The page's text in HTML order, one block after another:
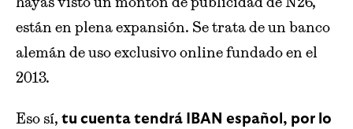
están en plena expansión. Se trata de un banco
alemán de uso exclusivo online fundado en el
2013.
Eso sí, tu cuenta tendrá IBAN español, por lo